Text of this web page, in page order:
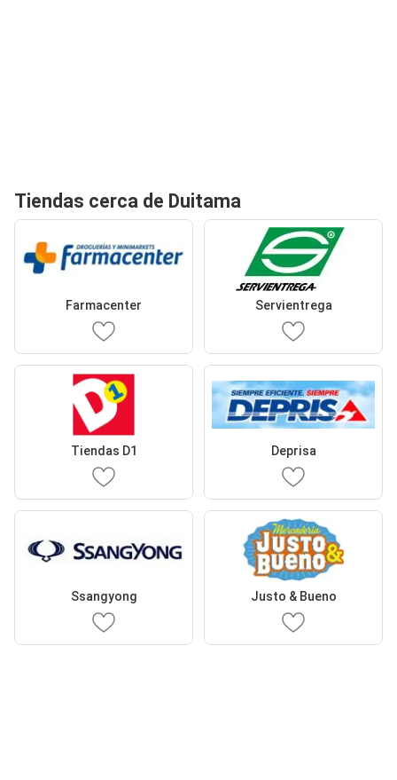
Tiendas cerca de Duitama
Farmacenter Servientrega
Tiendas D1 Deprisa
Ssangyong Justo & Bueno